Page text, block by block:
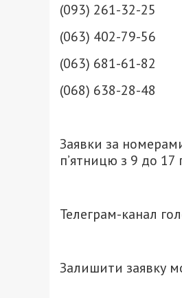
(093) 261-32-25
(063) 402-79-56
(063) 681-61-82
(068) 638-28-48
Заявки за
п’ятницю з 9 до 17
Телеграм-канал
Залишити заявку